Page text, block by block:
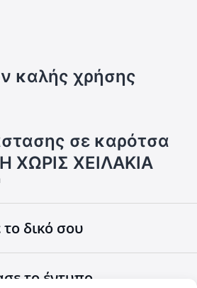
καλής χρήσης
σε καρότσα
ΧΕΙΛΑΚΙΑ
το δικό σου
το έντυπο